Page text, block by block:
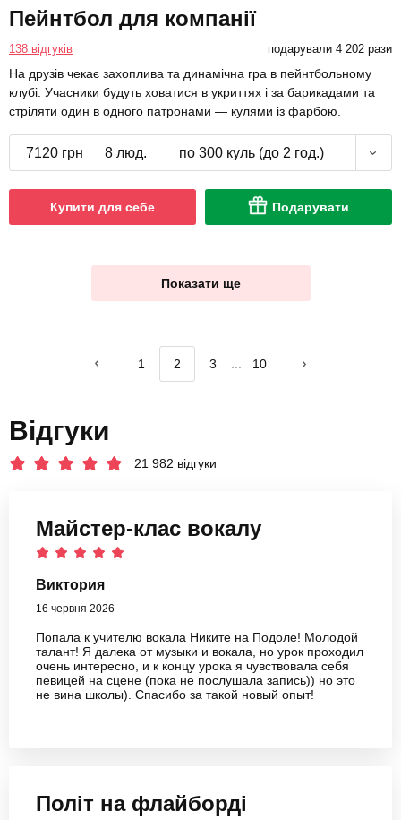
Пейнтбол для компанії
138 відгуків подарували 4 202 рази
На друзів чекає захоплива та динамічна гра в пейнтбольному
клубі. Учасники будуть ховатися в укриттях і за барикадами та
стріляти один в одного патронами — кулями із фарбою.
7120 грн 8 люд. по 300 куль (до 2 год.)
Купити для себе Подарувати
Показати ще
1 2 3 ... 10
Відгуки
21 982 відгуки
Майстер-клас вокалу
Виктория
16 червня 2026
Попала к учителю вокала Никите на Подоле! Молодой
талант! Я далека от музыки и вокала, но урок проходил
очень интересно, и к концу урока я чувствовала себя
певицей на сцене (пока не послушала запись)) но это
не вина школы). Спасибо за такой новый опыт!
Політ на флайборді